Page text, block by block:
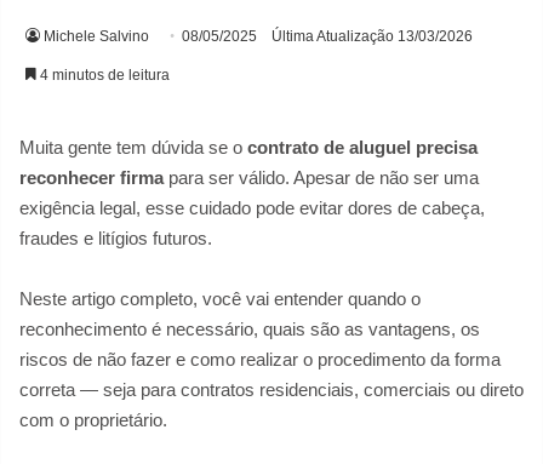
Michele Salvino 08/05/2025 Última Atualização 13/03/2026
4 minutos de leitura
Muita gente tem dúvida se o contrato de aluguel precisa
reconhecer firmapara ser válido. Apesar de não ser uma
exigência legal, esse cuidado pode evitar dores de cabeça,
fraudes e litígios futuros.
Neste artigo completo, você vai entender quando o
reconhecimento é necessário, quais são as vantagens, os
riscos de não fazer e como realizar o procedimento da forma
correta — seja para contratos residenciais, comerciais ou direto
com o proprietário.